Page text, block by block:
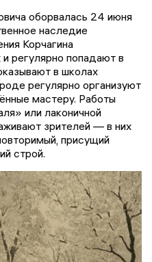
оборвалась 24 июня
наследие
Корчагина
регулярно попадают в
в школах
регулярно организуют
мастеру. Работы
или лаконичной
зрителей — в них
присущий
строй.